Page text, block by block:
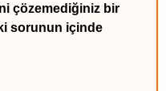
çözemediğiniz bir
sorunun içinde